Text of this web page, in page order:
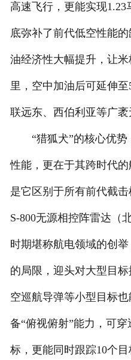
高速飞行，更能实现
底弥补了前代低空性能
油经济性大幅提升，让
里，空中加油后可延伸
联远东、西伯利亚等广袤
“猎狐犬”的核心优势
性能，更在于其跨时代
是它区别于所有前代截
S-800无源相控阵雷达（
时期堪称航电领域的创
的局限，迎头对大型目
空巡航导弹等小型目标
备“俯视俯射”能力，可
标，更能同时跟踪10个